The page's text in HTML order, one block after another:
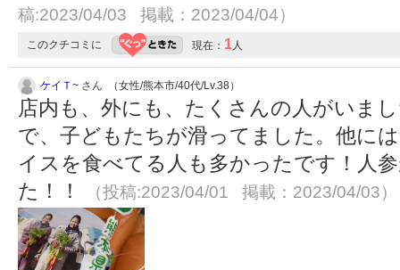
稿:2023/04/03 掲載：2023/04/04）
このクチコミに 現在： 1人
ケイＴ~ さん （女性/熊本市/40代/Lv.38）
店内も、外にも、たくさんの人がいま
で、子どもたちが滑ってました。他に
イスを食べてる人も多かったです！人
た！！
（投稿:2023/04/01 掲載：2023/04/03）